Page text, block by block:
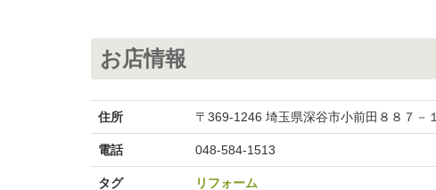
お店情報
住所 〒369-1246 埼玉県深谷市小前田８８７－１
電話 048-584-1513
タグ リフォーム